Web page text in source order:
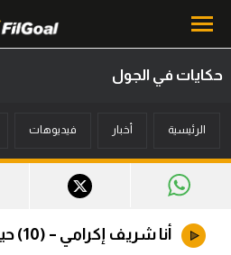
أخبار
حكايات في الجول
الرئيسية أخبار فيديوهات
أنا